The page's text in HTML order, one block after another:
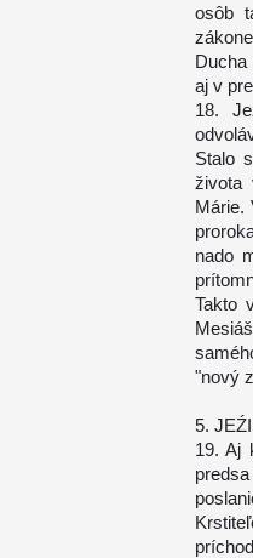
osôb
Ducha
aj v
18.
Stalo
života
Márie.
nado
Takto
"nový
5.
19. Aj